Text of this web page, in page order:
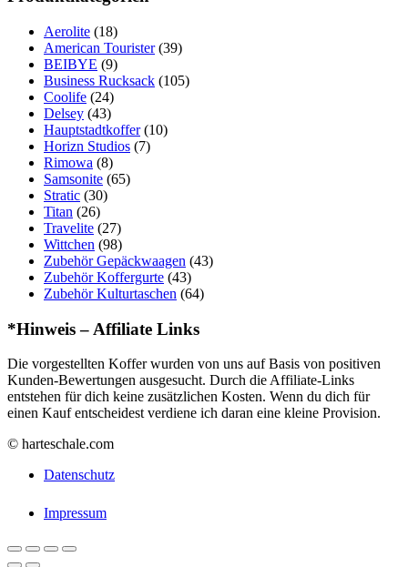
Aerolite (18)
American Tourister (39)
BEIBYE (9)
Business Rucksack (105)
Coolife (24)
Delsey (43)
Hauptstadtkoffer (10)
Horizn Studios (7)
Rimowa (8)
Samsonite (65)
Stratic (30)
Titan (26)
Travelite (27)
Wittchen (98)
Zubehör Gepäckwaagen (43)
Zubehör Koffergurte (43)
Zubehör Kulturtaschen (64)
*Hinweis – Affiliate Links
Die vorgestellten Koffer wurden von uns auf Basis von positiven
Kunden-Bewertungen ausgesucht. Durch die Affiliate-Links
entstehen für dich keine zusätzlichen Kosten. Wenn du dich für
einen Kauf entscheidest verdiene ich daran eine kleine Provision.
© harteschale.com
Datenschutz
Impressum